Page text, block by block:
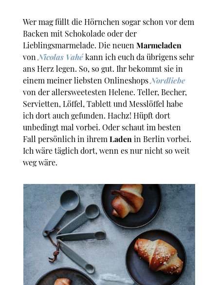
Wer mag füllt die Hörnchen sogar schon vor dem
Backen mit Schokolade oder der
Lieblingsmarmelade. Die neuenMarmeladen
vonNicolas Vahékann ich euch da übrigens sehr
ans Herz legen. So, so gut. Ihr bekommt sie in
einem meiner liebsten OnlineshopsNordliebe
von der allersweetesten Helene. Teller, Becher,
Servietten, Löffel, Tablett und Messlöffel habe
ich dort auch gefunden. Hachz! Hüpft dort
unbedingt mal vorbei. Oder schaut im besten
Fall persönlich in ihremLaden in Berlin vorbei.
Ich wäre täglich dort, wenn es nur nicht so weit
weg wäre.